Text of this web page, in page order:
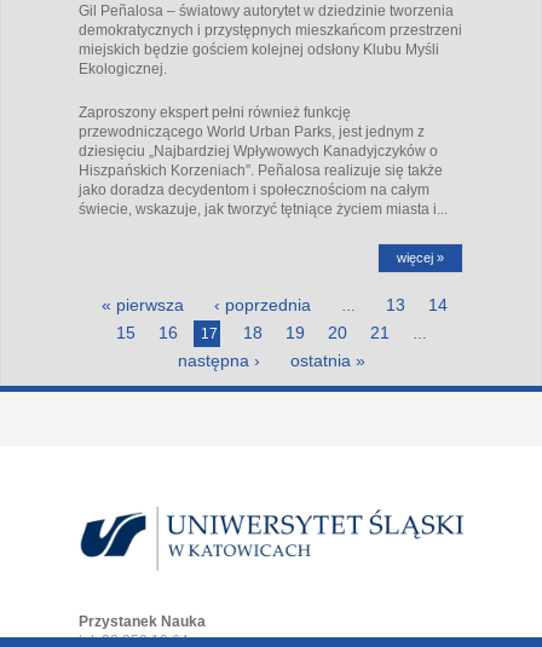
Gil Peñalosa – światowy autorytet w dziedzinie tworzenia
demokratycznych i przystępnych mieszkańcom przestrzeni
miejskich będzie gościem kolejnej odsłony Klubu Myśli
Ekologicznej.
Zaproszony ekspert pełni również funkcję
przewodniczącego World Urban Parks, jest jednym z
dziesięciu „Najbardziej Wpływowych Kanadyjczyków o
Hiszpańskich Korzeniach”. Peñalosa realizuje się także
jako doradza decydentom i społecznościom na całym
świecie, wskazuje, jak tworzyć tętniące życiem miasta i...
więcej »
« pierwsza ‹ poprzednia 13
14
15
16 17 18 19 20 21
następna › ostatnia »
Przystanek Nauka
tel. 32 359 19 64